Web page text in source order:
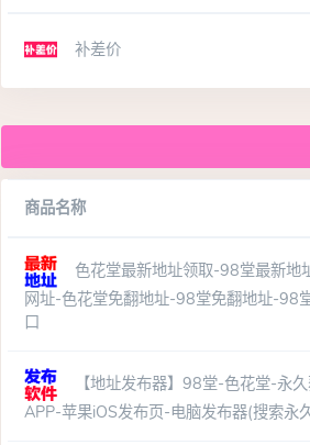
补差价
商品名称
色花堂最新地址领取-98堂最新
网址-色花堂免翻地址-98堂免翻地址-98
口
【地址发布器】98堂-色花堂-永
APP-苹果iOS发布页-电脑发布器(搜索永